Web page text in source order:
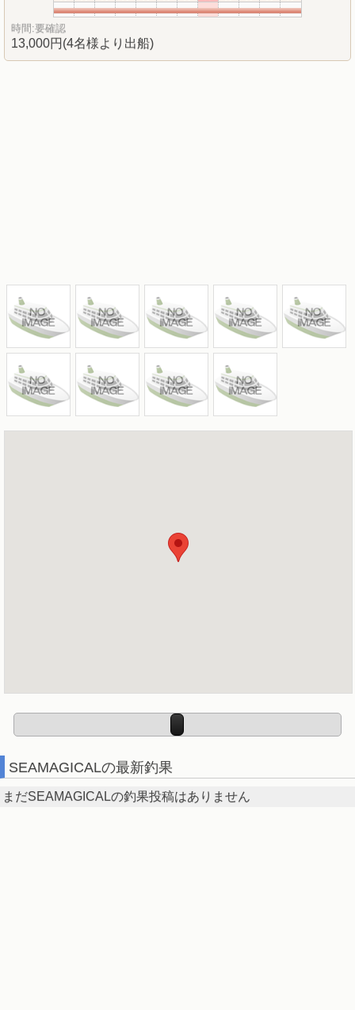
時間:要確認
13,000円(4名様より出船)
SEAMAGICALの最新釣果
まだSEAMAGICALの釣果投稿はありません